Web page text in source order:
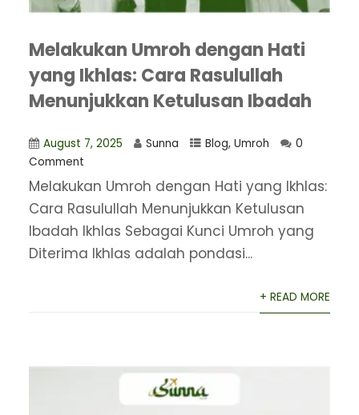
Melakukan Umroh dengan Hati
yang Ikhlas: Cara Rasulullah
Menunjukkan Ketulusan Ibadah
August 7, 2025 Sunna Blog, Umroh
0
Comment
Melakukan Umroh dengan Hati yang Ikhlas:
Cara Rasulullah Menunjukkan Ketulusan
Ibadah Ikhlas Sebagai Kunci Umroh yang
Diterima Ikhlas adalah pondasi...
+ READ MORE